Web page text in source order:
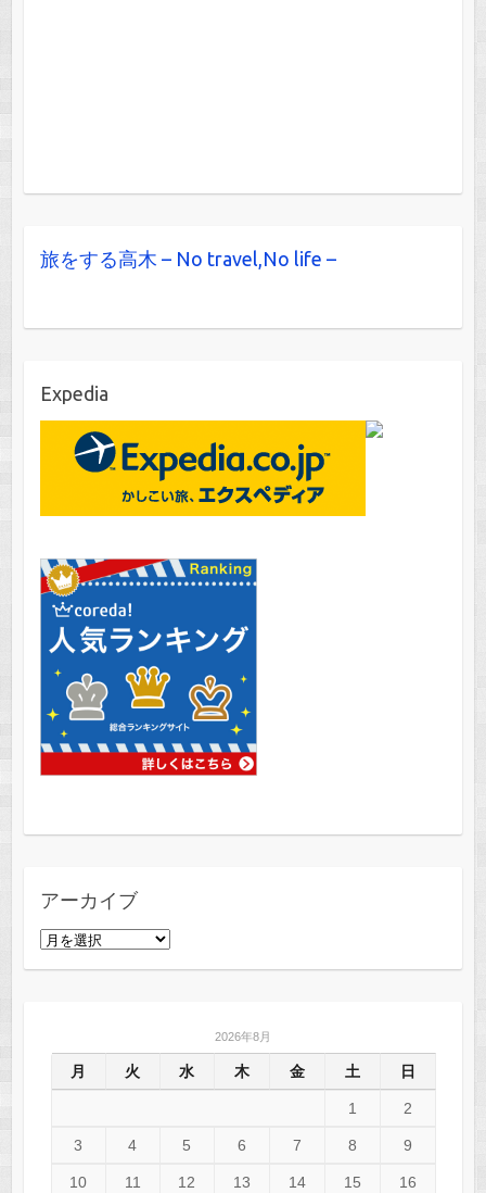
旅をする高木 – No travel,No life –
Expedia
アーカイブ
ア
ー
2026年8月
月 火 水 木 金 土 日
1 2
3 4 5 6 7 8 9
10 11 12 13 14 15 16